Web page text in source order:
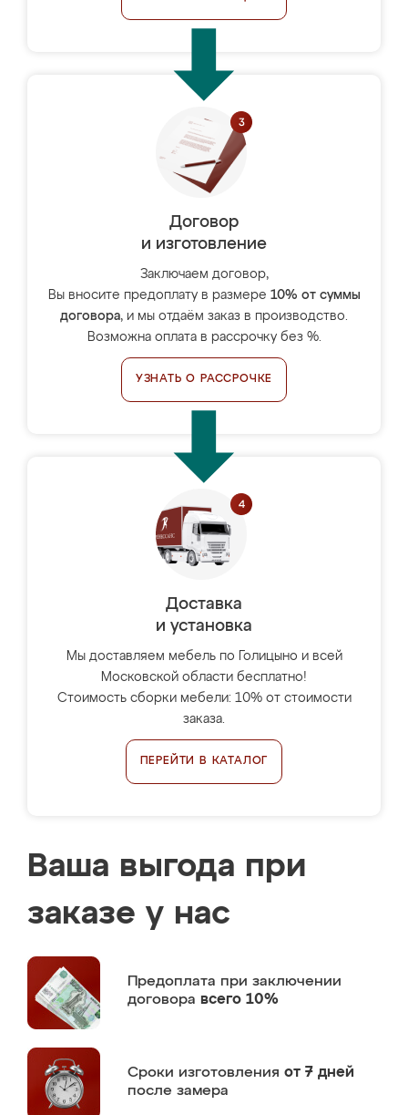
Договор
и изготовление
Заключаем договор,
Вы вносите предоплату в размере 10% от суммы
договора, и мы отдаём заказ в производство.
Возможна оплата в рассрочку без %.
УЗНАТЬ О РАССРОЧКЕ
Доставка
и установка
Мы доставляем мебель по Голицыно и всей
Московской области бесплатно!
Стоимость сборки мебели: 10% от стоимости
заказа.
ПЕРЕЙТИ В КАТАЛОГ
Ваша выгода при
заказе у нас
Предоплата при заключении
договора всего 10%
Сроки изготовления от 7 дней
после замера